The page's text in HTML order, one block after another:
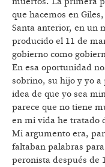
que hacemos en
Santa anterior, en un
producido el 11 de
gobierno como
En esa oportunidad
sobrino, su hijo y yo
idea de que yo sea
parece que no tiene
en mi vida he tratado
Mi argumento era,
faltaban palabras
peronista después de